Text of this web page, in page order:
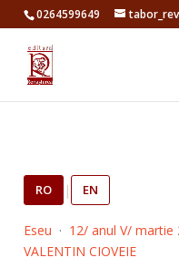
0264599649
RO | EN
Eseu · 12/ anul V/ martie
VALENTIN CIOVEIE